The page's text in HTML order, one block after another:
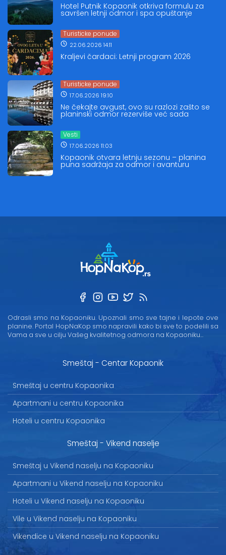
Hotel Putnik Kopaonik otkriva formulu za
savršen letnji odmor i spa opuštanje
Turisticke ponude
22.06.2026 14:11
Kraljevi čardaci: Letnji program 2026
Turisticke ponude
17.06.2026 19:10
Ne čekajte avgust, ovo su razlozi zašto se
planinski odmor rezerviše već sada
Vesti
17.06.2026 11:03
Kopaonik otvara letnju sezonu – planina
puna sadržaja za odmor i avanturu
Odrasli smo na Kopaoniku. Upoznali smo sve tajne i lepote ove
planine. Portal HopNaKop smo napravili kako bi sve to podelili sa
Vama a sve u cilju Vašeg kvalitetnog odmora na Kopaoniku...
Smeštaj - Centar Kopaonik
Smeštaj u centru Kopaonika
Apartmani u centru Kopaonika
Hoteli u centru Kopaonika
Smeštaj - Vikend naselje
Smeštaj u Vikend naselju na Kopaoniku
Apartmani u Vikend naselju na Kopaoniku
Hoteli u Vikend naselju na Kopaoniku
Vile u Vikend naselju na Kopaoniku
Vikendice u Vikend naselju na Kopaoniku